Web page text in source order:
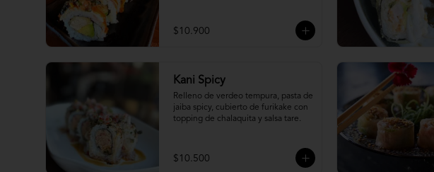
$10.900
Kani Spicy
Relleno de verdeo tempura, pasta de
jaiba spicy, cubierto de furikake con
topping de chalaquita y salsa tare.
$10.500